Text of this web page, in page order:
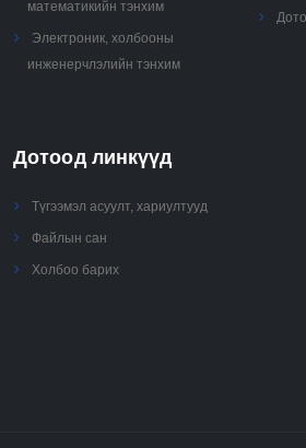
математикийн тэнхим
Электроник, холбооны
инженерчлэлийн тэнхим
Дотоод линкүүд
Түгээмэл асуулт, хариултууд
Файлын сан
Холбоо барих